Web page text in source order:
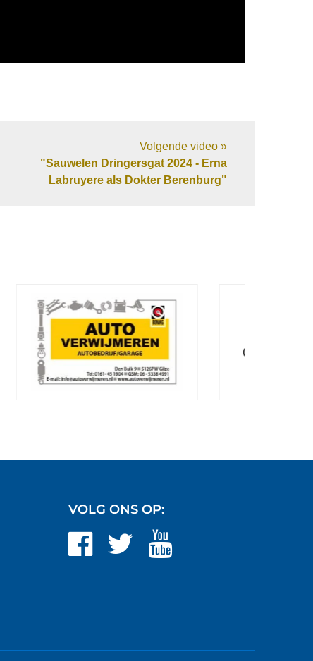
Volgende video »
"Sauwelen Dringersgat 2024 - Erna
Labruyere als Dokter Berenburg"
Van Beijsterveldt &
Gommers architecten
VOLG ONS OP: